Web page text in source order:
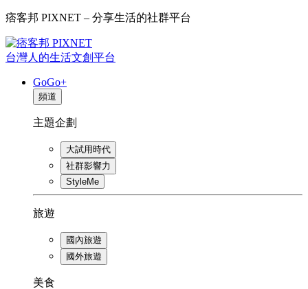
痞客邦 PIXNET – 分享生活的社群平台
台灣人的生活文創平台
GoGo+
頻道
主題企劃
大試用時代
社群影響力
StyleMe
旅遊
國內旅遊
國外旅遊
美食